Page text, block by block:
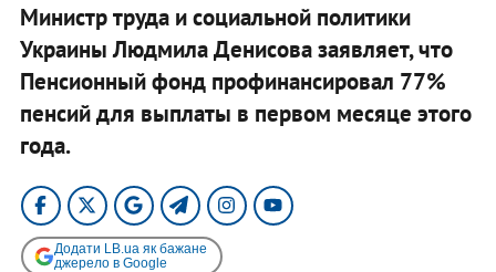
Министр труда и социальной политики
Украины Людмила Денисова заявляет, что
Пенсионный фонд профинансировал 77%
пенсий для выплаты в первом месяце этого
года.
Додати LB.ua як бажане
джерело в Google